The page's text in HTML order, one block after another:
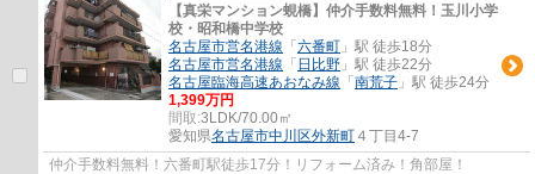
【真栄マンション蜆橋】仲介手数料無料！玉川小学
校・昭和橋中学校
名古屋市営名港線 「 六番町 」駅 徒歩18分
名古屋市営名港線 「 日比野 」駅 徒歩22分
名古屋臨海高速あおなみ線 「 南荒子 」駅 徒歩24分
1,399万円
間取:3LDK/70.00㎡
愛知県名古屋市中川区外新町 ４丁目4-7
仲介手数料無料！六番町駅徒歩17分！リフォーム済み！角部屋！